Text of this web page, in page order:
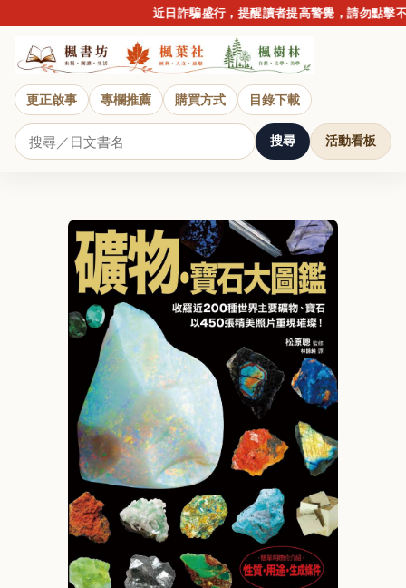
近日詐騙盛行，提醒讀者提高警覺，請勿點擊不
更正啟事 專欄推薦 購買方式 目錄下載
搜尋 活動看板